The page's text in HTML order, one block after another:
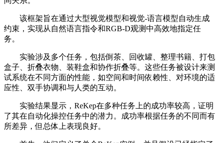
该框架旨在通过大型视觉模型和视觉-语言模型自动生成
约束，实现从自然语言指令和RGB-D观测中高效地指定任
务。
实验涉及多个任务，包括倒茶、回收罐、整理书籍、打包
盒子、折叠衣物、装鞋盒和协作折叠等。这些任务被设计来测
试系统在不同方面的性能，如空间和时间依赖性、对环境的适
应性、双手协调和与人类的互动。
实验结果显示，ReKep在多种任务上的成功率较高，证明
了其在自动化操控任务中的潜力。成功率根据任务的不同而有
所差异，但总体上表现良好。